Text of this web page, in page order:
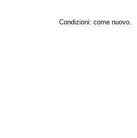
Condizioni: come nuovo.